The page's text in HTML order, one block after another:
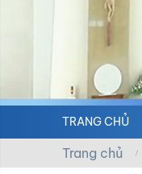
TRANG CHỦ
Trang chủ